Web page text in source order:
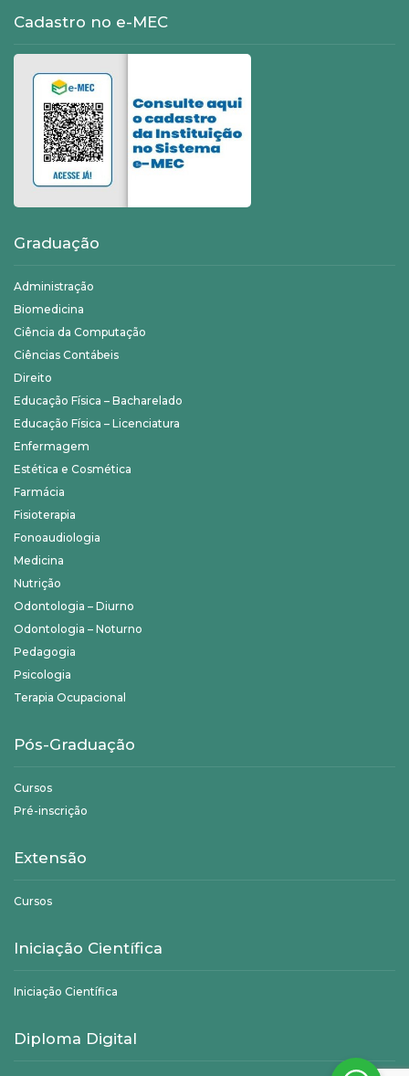
Cadastro no e-MEC
Graduação
Administração
Biomedicina
Ciência da Computação
Ciências Contábeis
Direito
Educação Física – Bacharelado
Educação Física – Licenciatura
Enfermagem
Estética e Cosmética
Farmácia
Fisioterapia
Fonoaudiologia
Medicina
Nutrição
Odontologia – Diurno
Odontologia – Noturno
Pedagogia
Psicologia
Terapia Ocupacional
Pós-Graduação
Cursos
Pré-inscrição
Extensão
Cursos
Iniciação Científica
Iniciação Científica
Diploma Digital